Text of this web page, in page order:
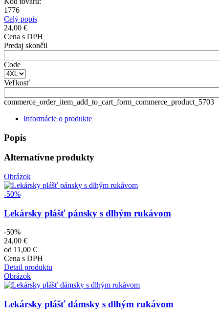
1776
Celý popis
24,00 €
Cena s DPH
Predaj skončil
Code
Veľkosť
commerce_order_item_add_to_cart_form_commerce_product_5703
Informácie o produkte
Popis
Alternatívne produkty
Obrázok
-50%
Lekársky plášť pánsky s dlhým rukávom
-50%
24,00 €
od 11,00 €
Cena s DPH
Detail produktu
Obrázok
Lekársky plášť dámsky s dlhým rukávom